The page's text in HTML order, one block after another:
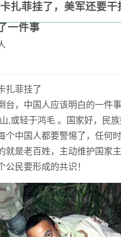
扎菲挂了，美军还要干
一件事
扎菲挂了
台，中国人应该明白的一件
,或轻于鸿毛 。国家好，民
个中国人都要警惕了，任何
就是老百姓，主动维护国家
民要形成的共识！